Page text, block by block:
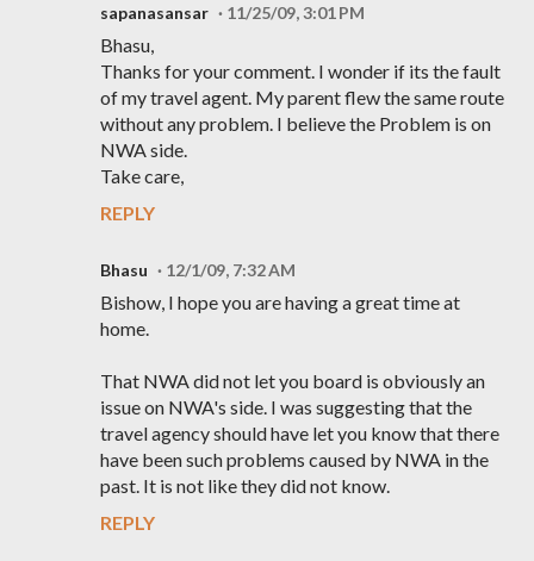
sapanasansar 11/25/09, 3:01 PM
Bhasu,
Thanks for your comment. I wonder if its the fault
of my travel agent. My parent flew the same route
without any problem. I believe the Problem is on
NWA side.
Take care,
REPLY
Bhasu 12/1/09, 7:32 AM
Bishow, I hope you are having a great time at
home.
That NWA did not let you board is obviously an
issue on NWA's side. I was suggesting that the
travel agency should have let you know that there
have been such problems caused by NWA in the
past. It is not like they did not know.
REPLY